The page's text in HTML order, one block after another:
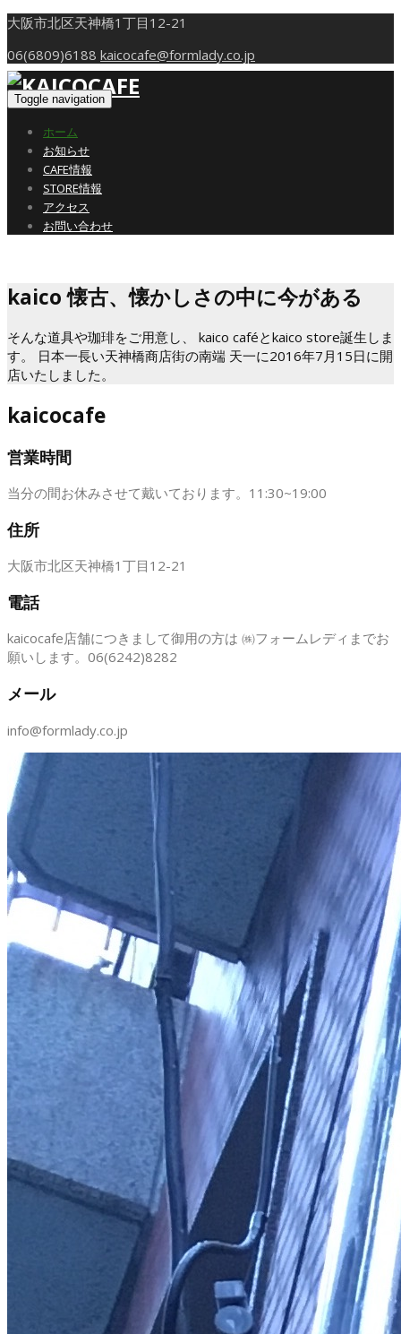
大阪市北区天神橋1丁目12-21
06(6809)6188 kaicocafe@formlady.co.jp
Toggle navigation
ホーム
お知らせ
CAFE情報
STORE情報
アクセス
お問い合わせ
kaico 懐古、懐かしさの中に今がある
そんな道具や珈琲をご用意し、 kaico caféとkaico store誕生しま
す。 日本一長い天神橋商店街の南端 天一に2016年7月15日に開
店いたしました。
kaicocafe
営業時間
当分の間お休みさせて戴いております。11:30~19:00
住所
大阪市北区天神橋1丁目12-21
電話
kaicocafe店舗につきまして御用の方は ㈱フォームレディまでお
願いします。06(6242)8282
メール
info@formlady.co.jp